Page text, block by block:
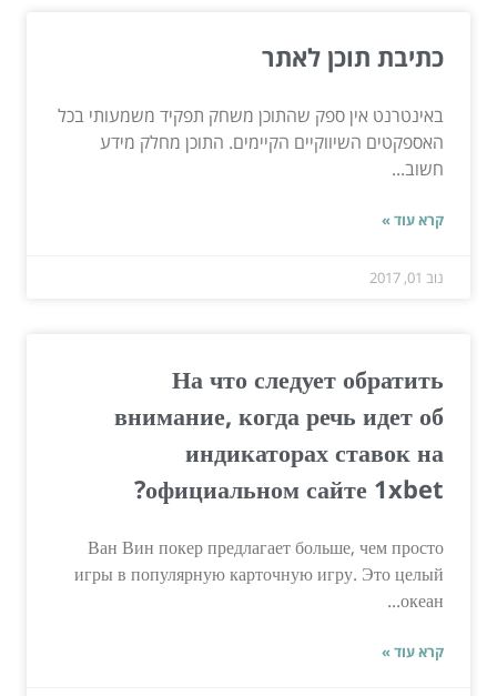
כתיבת תוכן לאתר
באינטרנט אין ספק שהתוכן משחק תפקיד משמעותי בכל
האספקטים השיווקיים הקיימים. התוכן מחלק מידע
חשוב...
קרא עוד »
נוב 01, 2017
На что следует обратить
внимание, когда речь идет об
индикаторах ставок на
официальном сайте 1xbet?
Ван Вин покер предлагает больше, чем просто
игры в популярную карточную игру. Это целый
океан...
קרא עוד »